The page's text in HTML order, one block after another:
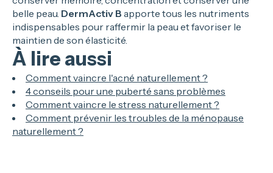
belle peau. DermActiv B apporte tous les nutriments
indispensables pour raffermir la peau et favoriser le
maintien de son élasticité.
À lire aussi
Comment vaincre l'acné naturellement ?
4 conseils pour une puberté sans problèmes
Comment vaincre le stress naturellement ?
Comment prévenir les troubles de la ménopause
naturellement ?